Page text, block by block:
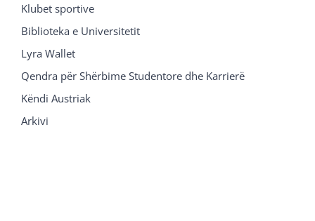
Klubet sportive
Biblioteka e Universitetit
Lyra Wallet
Qendra për Shërbime Studentore dhe Karrierë
Këndi Austriak
Arkivi